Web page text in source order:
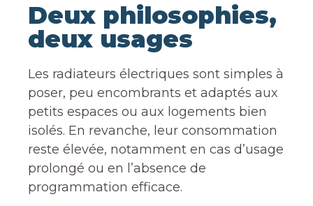
Deux philosophies,
deux usages
Les radiateurs électriques sont simples à
poser, peu encombrants et adaptés aux
petits espaces ou aux logements bien
isolés. En revanche, leur consommation
reste élevée, notamment en cas d’usage
prolongé ou en l’absence de
programmation efficace.